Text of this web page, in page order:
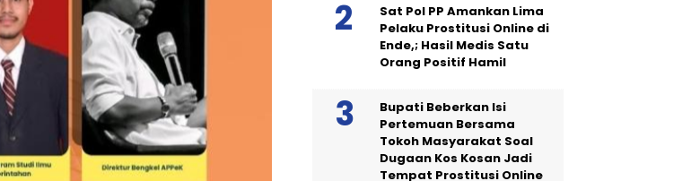
Sat Pol PP Amankan Lima
Pelaku Prostitusi Online di
Ende,; Hasil Medis Satu
Orang Positif Hamil
Bupati Beberkan Isi
Pertemuan Bersama
Tokoh Masyarakat Soal
Dugaan Kos Kosan Jadi
Tempat Prostitusi Online